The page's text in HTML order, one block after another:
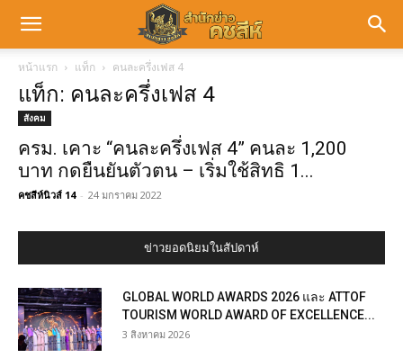
หน้าแรก แท็ก คนละครึ่งเฟส 4
แท็ก: คนละครึ่งเฟส 4
สังคม
ครม. เคาะ “คนละครึ่งเฟส 4” คนละ 1,200
บาท กดยืนยันตัวตน – เริ่มใช้สิทธิ 1...
คชสีห์นิวส์ 14 - 24 มกราคม 2022
ข่าวยอดนิยมในสัปดาห์
GLOBAL WORLD AWARDS 2026 และ ATTOF
TOURISM WORLD AWARD OF EXCELLENCE...
3 สิงหาคม 2026